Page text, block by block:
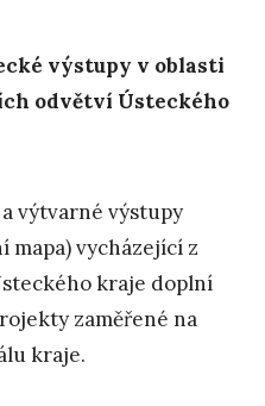
výstupy v oblasti
odvětví Ústeckého
výtvarné výstupy
vycházející z
kraje doplní
zaměřené na
kraje.